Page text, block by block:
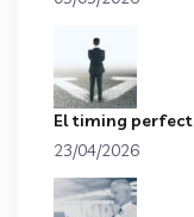
El timing
23/04/2026